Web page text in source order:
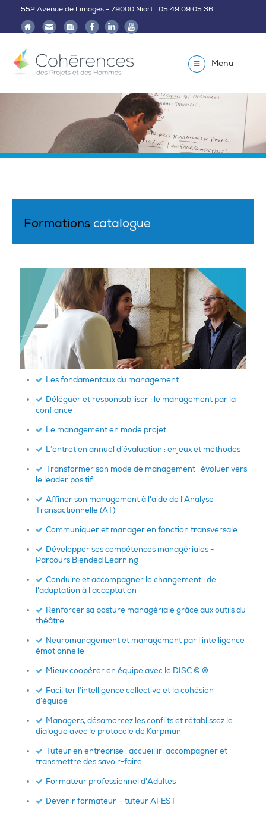
552 Avenue de Limoges - 79000 Niort | 05.49.09.05.36
Menu
Formations catalogue
Les fondamentaux du management
Déléguer et responsabiliser : le management par la
confiance
Le management en mode projet
L’entretien annuel d’évaluation : enjeux et méthodes
Transformer son mode de management : évoluer vers
le leader positif
Affiner son management à l'aide de l'Analyse
Transactionnelle (AT)
Communiquer et manager en fonction transversale
Développer ses compétences managériales -
Parcours Blended Learning
Conduire et accompagner le changement : de
l'adaptation à l'acceptation
Renforcer sa posture managériale grâce aux outils du
théâtre
Neuromanagement et management par l'intelligence
émotionnelle
Mieux coopérer en équipe avec le DISC © ®
Faciliter l’intelligence collective et la cohésion
d’équipe
Managers, désamorcez les conflits et rétablissez le
dialogue avec le protocole de Karpman
Tuteur en entreprise : accueillir, accompagner et
transmettre des savoir-faire
Formateur professionnel d'Adultes
Devenir formateur – tuteur AFEST